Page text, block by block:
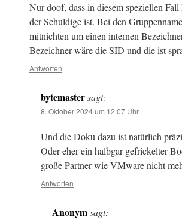
Nur doof, dass in diesem speziellen
der Schuldige ist. Bei den
mitnichten um einen internen
Bezeichner wäre die SID und die ist
Antworten
bytemastersagt:
8. Oktober 2024 um 12:07 Uhr
Und die Doku dazu ist natürlich
Oder eher ein halbgar gefrickelter
große Partner wie VMware nicht
Antworten
Anonymsagt: